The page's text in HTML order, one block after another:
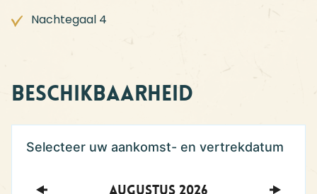
Nachtegaal 4
Beschikbaarheid